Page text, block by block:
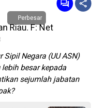
Perbesar
Sipil Negara (UU ASN)
besar kepada
sejumlah jabatan